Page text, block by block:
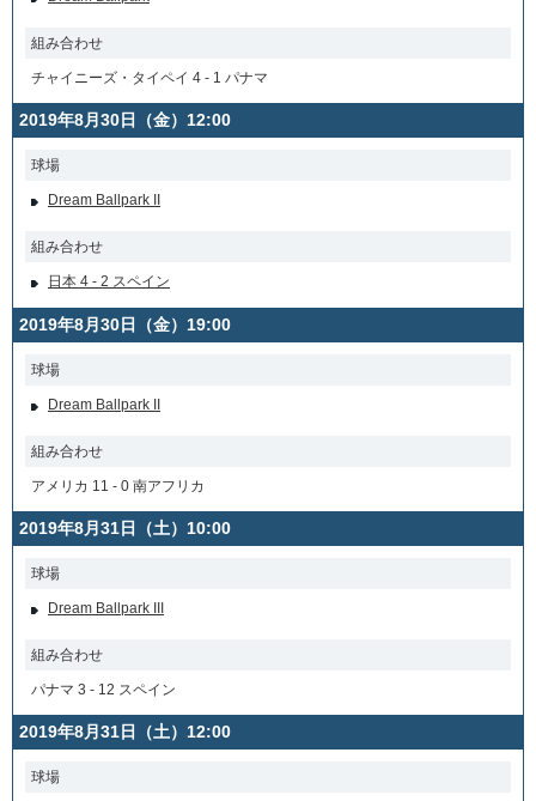
組み合わせ
チャイニーズ・タイペイ 4 - 1 パナマ
2019年8月30日（金）12:00
球場
Dream Ballpark II
組み合わせ
日本 4 - 2 スペイン
2019年8月30日（金）19:00
球場
Dream Ballpark II
組み合わせ
アメリカ 11 - 0 南アフリカ
2019年8月31日（土）10:00
球場
Dream Ballpark III
組み合わせ
パナマ 3 - 12 スペイン
2019年8月31日（土）12:00
球場